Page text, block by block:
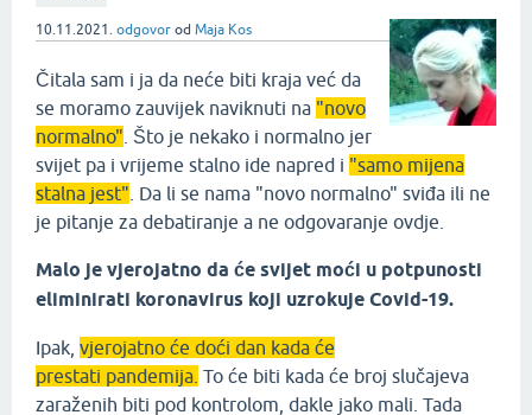
10.11.2021. odgovor od Maja Kos
Čitala sam i ja da neće biti kraja već da
se moramo zauvijek naviknuti na "novo
normalno" . Što je nekako i normalno jer
svijet pa i vrijeme stalno ide napred i "samo mijena
stalna jest" . Da li se nama "novo normalno" sviđa ili ne
je pitanje za debatiranje a ne odgovaranje ovdje.
Malo je vjerojatno da će svijet moći u potpunosti
eliminirati koronavirus koji uzrokuje Covid-19.
Ipak, vjerojatno će doći dan kada će
prestati pandemija. To će biti kada će broj slučajeva
zaraženih biti pod kontrolom, dakle jako mali. Tada